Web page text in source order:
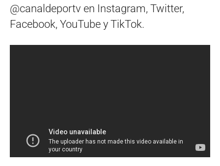
@canaldeportv en Instagram, Twitter,
Facebook, YouTube y TikTok.